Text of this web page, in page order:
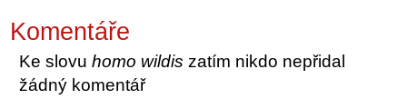
Komentáře
Ke slovuhomo wildis zatím nikdo nepřidal
žádný komentář